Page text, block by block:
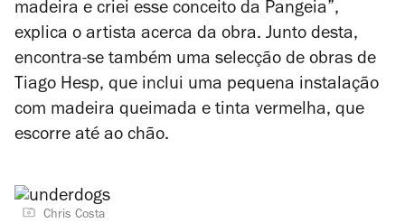
madeira e criei esse conceito da Pangeia”,
explica o artista acerca da obra. Junto desta,
encontra-se também uma selecção de obras de
Tiago Hesp, que inclui uma pequena instalação
com madeira queimada e tinta vermelha, que
escorre até ao chão.
Chris Costa